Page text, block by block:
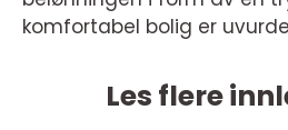
komfortabel bolig er
Les flere